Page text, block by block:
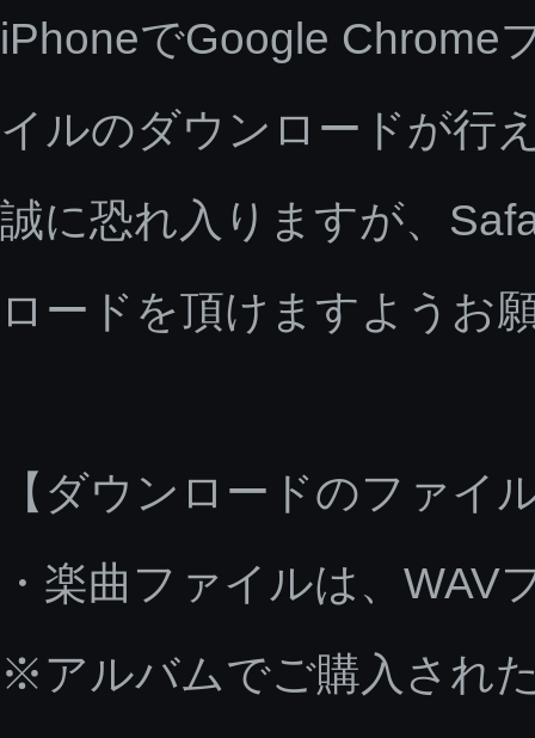
iPhoneでGoogle Chrome
イルのダウンロードが行
誠に恐れ入りますが、
ロードを頂けますようお
【ダウンロードのファイ
・楽曲ファイルは、
※アルバムでご購入され